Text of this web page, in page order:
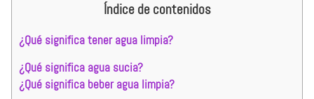
Índice de contenidos
¿Qué significa tener agua limpia?
¿Qué significa agua sucia?
¿Qué significa beber agua limpia?